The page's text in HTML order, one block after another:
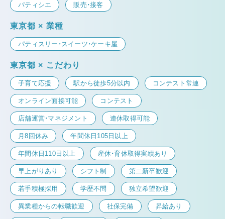
パティシエ 販売・接客
東京都 × 業種
パティスリー・スイーツ・ケーキ屋
東京都 × こだわり
子育て応援 駅から徒歩5分以内 コンテスト常連
オンライン面接可能 コンテスト
店舗運営・マネジメント 連休取得可能
月8回休み 年間休日105日以上
年間休日110日以上 産休・育休取得実績あり
早上がりあり シフト制 第二新卒歓迎
若手積極採用 学歴不問 独立希望歓迎
異業種からの転職歓迎 社保完備 昇給あり